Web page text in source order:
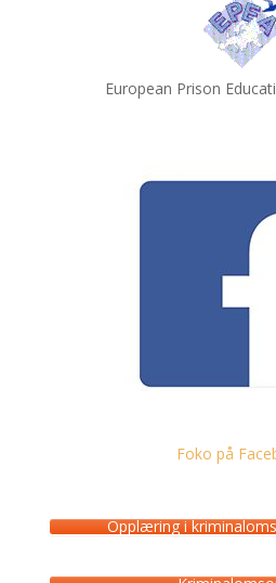
European Prison
Foko på
Opplæring i